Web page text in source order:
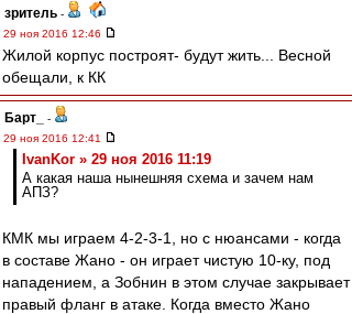
зpитель -
29 ноя 2016 12:46
Жилой корпус построят- будут жить... Весной
обещали, к КК
Барт_
-
29 ноя 2016 12:41
IvanKor » 29 ноя 2016 11:19
А какая наша нынешняя схема и зачем нам
АПЗ?
КМК мы играем 4-2-3-1, но с нюансами - когда
в составе Жано - он играет чистую 10-ку, под
нападением, а Зобнин в этом случае закрывает
правый фланг в атаке. Когда вместо Жано